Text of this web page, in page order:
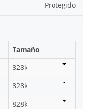
Protegido
Tamaño
828k
828k
828k